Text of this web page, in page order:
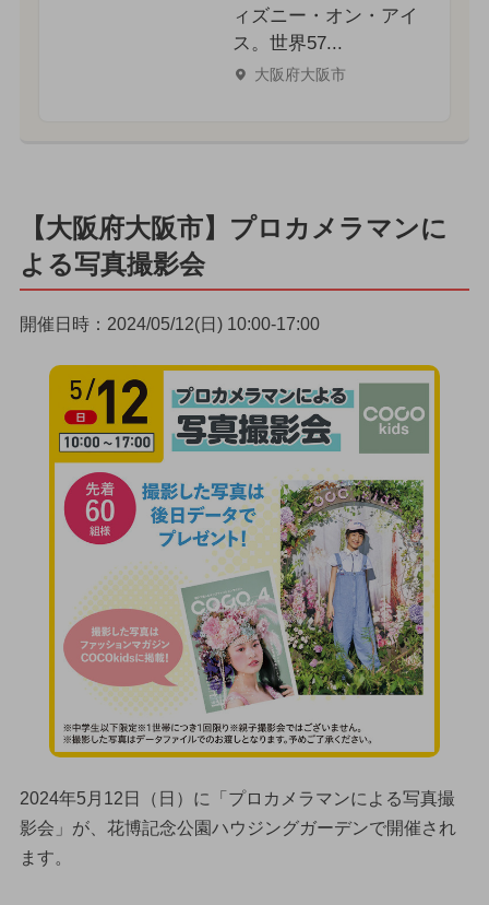
ィズニー・オン・アイ
ス。世界57...
大阪府大阪市
【大阪府大阪市】プロカメラマンに
よる写真撮影会
開催日時：2024/05/12(日) 10:00-17:00
2024年5月12日（日）に「プロカメラマンによる写真撮
影会」が、花博記念公園ハウジングガーデンで開催され
ます。